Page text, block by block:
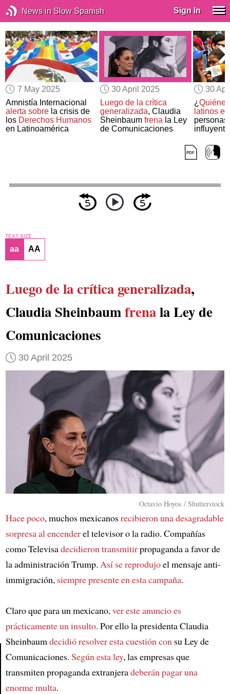
News in Slow Spanish Sign In
7 May 2025
Amnistía Internacional
alerta sobre la crisis de
los Derechos Humanos
en Latinoamérica
30 April 2025
Luego de la crítica
generalizada, Claudia
Sheinbaum frenala Ley
de Comunicaciones
30
¿
latinos
personas
Article
TEXT SIZE
aa AA
Luego de la crítica generalizada,
Claudia Sheinbaumfrenala Ley de
Comunicaciones
30 April 2025
Octavio Hoyos / Shutterstock
Hace poco, muchos mexicanosrecibieron una desagradable
sorpresa al encenderel televisor o la radio. Compañías
como Televisadecidieron transmitirpropaganda a favor de
la administración Trump. Así se reprodujoel mensaje anti-
immigración, siempre presente en esta campaña.
Claro que para un mexicano,ver este anuncio es
prácticamente un insulto. Por ello la presidenta Claudia
Sheinbaumdecidió resolver esta cuestión consu Ley de
Comunicaciones. Según esta ley, las empresas que
transmiten propaganda extranjeradeberán pagar una
enorme multa.